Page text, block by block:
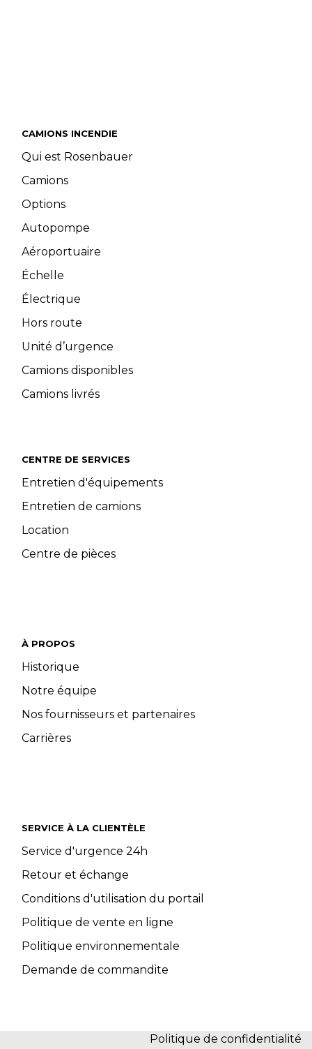
CAMIONS INCENDIE
Qui est Rosenbauer
Camions
Options
Autopompe
Aéroportuaire
Échelle
Électrique
Hors route
Unité d’urgence
Camions disponibles
Camions livrés
CENTRE DE SERVICES
Entretien d'équipements
Entretien de camions
Location
Centre de pièces
À PROPOS
Historique
Notre équipe
Nos fournisseurs et partenaires
Carrières
SERVICE À LA CLIENTÈLE
Service d'urgence 24h
Retour et échange
Conditions d'utilisation du portail
Politique de vente en ligne
Politique environnementale
Demande de commandite
Politique de confidentialité